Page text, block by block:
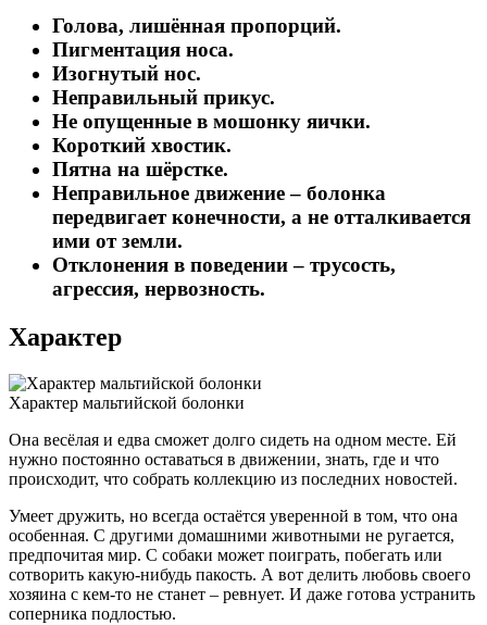
Голова, лишённая пропорций.
Пигментация носа.
Изогнутый нос.
Неправильный прикус.
Не опущенные в мошонку яички.
Короткий хвостик.
Пятна на шёрстке.
Неправильное движение – болонка
передвигает конечности, а не отталкивается
ими от земли.
Отклонения в поведении – трусость,
агрессия, нервозность.
Характер
Характер мальтийской болонки
Она весёлая и едва сможет долго сидеть на одном месте. Ей
нужно постоянно оставаться в движении, знать, где и что
происходит, что собрать коллекцию из последних новостей.
Умеет дружить, но всегда остаётся уверенной в том, что она
особенная. С другими домашними животными не ругается,
предпочитая мир. С собаки может поиграть, побегать или
сотворить какую-нибудь пакость. А вот делить любовь своего
хозяина с кем-то не станет – ревнует. И даже готова устранить
соперника подлостью.